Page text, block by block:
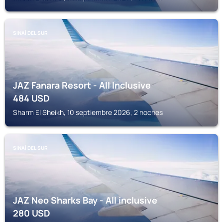
SINAÍ DEL SUR
JAZ Fanara Resort - All Inclusive
484USD
Sharm El Sheikh, 10 septiembre 2026, 2 noches
SINAÍ DEL SUR
JAZ Neo Sharks Bay - All inclusive
280USD